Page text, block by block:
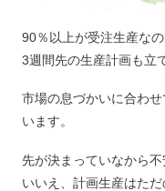
90％以上が受注生産な
3週間先の生産計画も立
市場の息づかいに合わ
います。
先が決まっていなから不
いいえ、計画生産はただ